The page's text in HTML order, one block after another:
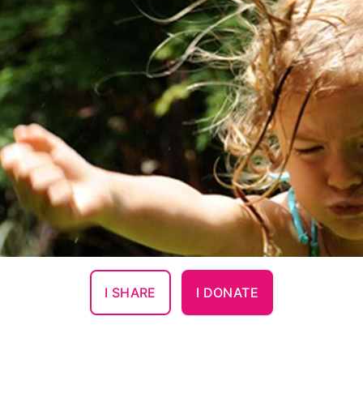
I SHARE I DONATE